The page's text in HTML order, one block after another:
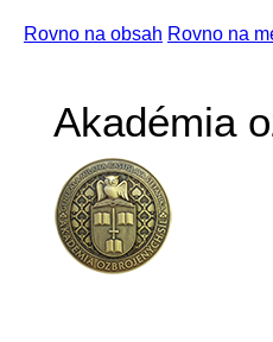
Rovno na obsah Rovno na
Akadémia